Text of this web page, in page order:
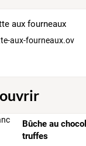
aux fourneaux
aux-fourneaux.over-
Bûche au
truffes